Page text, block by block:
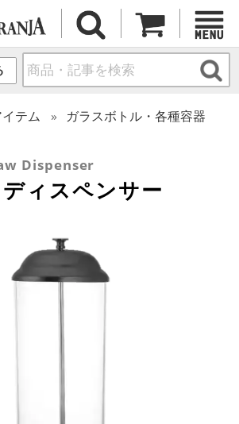
テム
ガラスボトル・各種容器
Dispenser
ィスペンサー